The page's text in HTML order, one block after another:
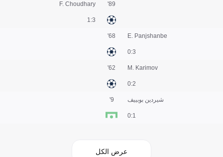
F. Choudhary
3:1
89'
E. Panjshanbe
3:0
68'
M. Karimov
2:0
62'
شيردين بوبييف
1:0
9'
عرض الكل